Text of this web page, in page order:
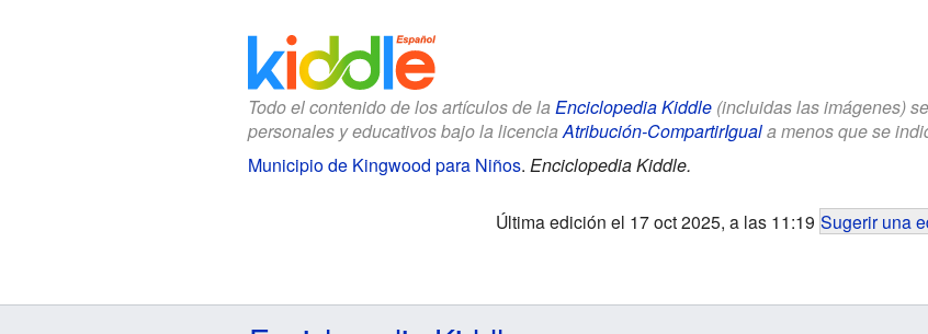
Todo el contenido de los artículos de la Enciclopedia Kiddle(incluidas las imágenes)
personales y educativos bajo la licencia Atribución-CompartirIguala menos que se
Municipio de Kingwood para Niños. Enciclopedia Kiddle.
Última edición el 17 oct 2025, a las 11:19 Sugerir una